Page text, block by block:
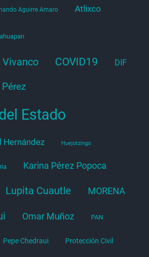
Aguirre Amaro Atlixco
Vivanco COVID19 DIF
Estado
Hernández Huejotzingo
Karina Pérez Popoca
Lupita Cuautle MORENA
Omar Muñoz PAN
Pepe Chedraui Protección Civil